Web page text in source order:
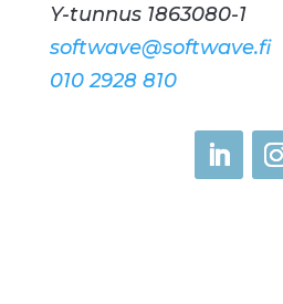
Y-tunnus 1863080-1
softwave@softwave.fi
010 2928 810